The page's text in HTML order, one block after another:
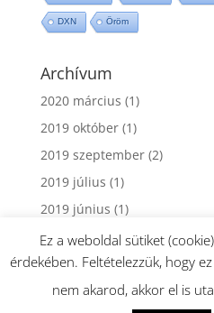
DXN Öröm
Archívum
2020 március (1)
2019 október(1)
2019 szeptember(2)
2019 július (1)
2019 június (1)
2019 május(1)
2019 április(2)
2019 március(4)
Ez a weboldal sütiket
érdekében. Feltételezzük, hogy
nem akarod, akkor el is